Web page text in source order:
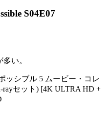
S04E07
い。
ッシブル 5 ムービー・コレ
セット) [4K ULTRA HD +